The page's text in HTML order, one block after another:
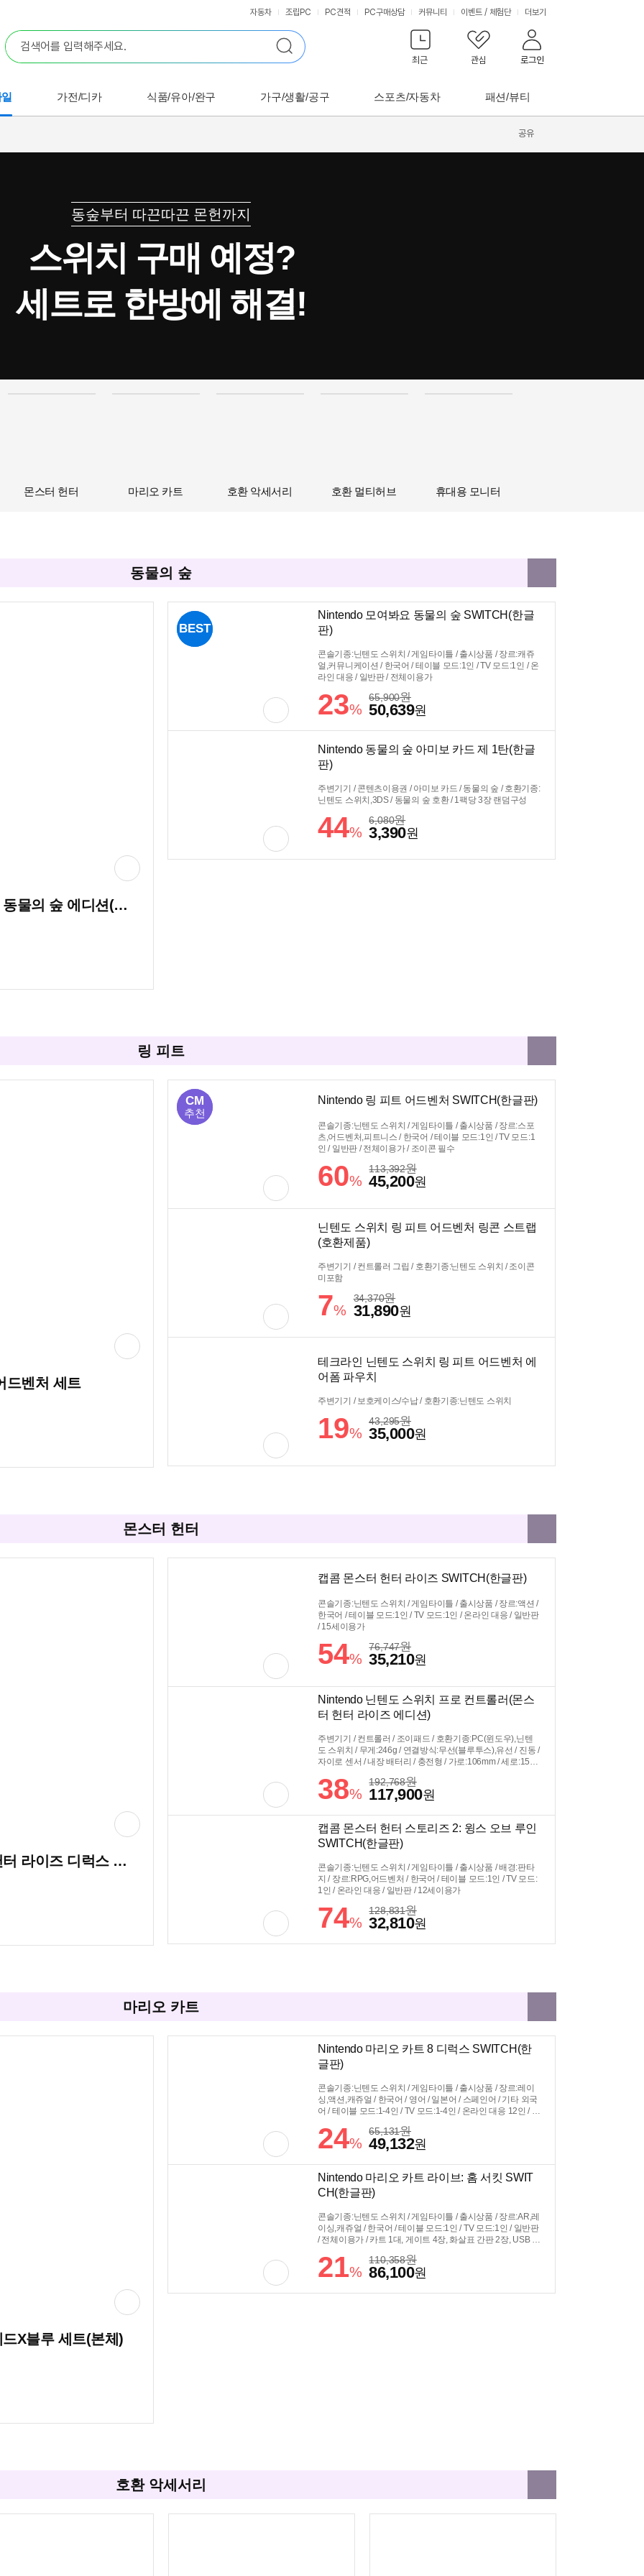
최근 관심 로그인
자동차 조립PC PC견적 PC구매상담 커뮤니티 이벤트 / 체험단 더보기
가전/디카 식품/유아/완구 가구/생활/공구 스포츠/자동차 패션/뷰티
공유
동숲부터 따끈따끈 몬헌까지
스위치 구매 예정?
세트로 한방에 해결!
몬스터 헌터 마리오 카트 호환 악세서리 호환 멀티허브 휴대용 모니터
동물의 숲
Nintendo 닌텐도 스위치 모여봐요 동물의 숲 에디션(본체)
BEST
BEST
Nintendo 모여봐요 동물의 숲 SWITCH(한글
판)
콘솔기종:닌텐도 스위치 / 게임타이틀 / 출시상품 / 장르:캐쥬
얼,커뮤니케이션 / 한국어 / 테이블 모드:1인 / TV 모드:1인 / 온
라인 대응 / 일반판 / 전체이용가
23%
65,900원
50,639원
Nintendo 동물의 숲 아미보 카드 제 1탄(한글
판)
주변기기 / 콘텐츠이용권 / 아미보 카드 / 동물의 숲 / 호환기종:
닌텐도 스위치,3DS / 동물의 숲 호환 / 1팩당 3장 랜덤구성
44%
6,080원
3,390원
링 피트
드벤처 세트
CM
추천
CM
추천
Nintendo 링 피트 어드벤처 SWITCH(한글판)
콘솔기종:닌텐도 스위치 / 게임타이틀 / 출시상품 / 장르:스포
츠,어드벤처,피트니스 / 한국어 / 테이블 모드:1인 / TV 모드:1
인 / 일반판 / 전체이용가 / 조이콘 필수
60%
113,392원
45,200원
닌텐도 스위치 링 피트 어드벤처 링콘 스트랩
(호환제품)
주변기기 / 컨트롤러 그립 / 호환기종:닌텐도 스위치 / 조이콘
미포함
7%
34,370원
31,890원
테크라인 닌텐도 스위치 링 피트 어드벤처 에
어폼 파우치
주변기기 / 보호케이스/수납 / 호환기종:닌텐도 스위치
19%
43,295원
35,000원
몬스터 헌터
Nintendo 닌텐도 스위치 몬스터 헌터 라이즈 디럭스 에디션 세트
캡콤 몬스터 헌터 라이즈 SWITCH(한글판)
콘솔기종:닌텐도 스위치 / 게임타이틀 / 출시상품 / 장르:액션 /
한국어 / 테이블 모드:1인 / TV 모드:1인 / 온라인 대응 / 일반판
/ 15세이용가
54%
76,747원
35,210원
Nintendo 닌텐도 스위치 프로 컨트롤러(몬스
터 헌터 라이즈 에디션)
주변기기 / 컨트롤러 / 조이패드 / 호환기종:PC(윈도우),닌텐
도 스위치 / 무게:246g / 연결방식:무선(블루투스),유선 / 진동 /
자이로 센서 / 내장 배터리 / 충전형 / 가로:106mm / 세로:152
38%
192,768원
117,900원
캡콤 몬스터 헌터 스토리즈 2: 윙스 오브 루인
SWITCH(한글판)
콘솔기종:닌텐도 스위치 / 게임타이틀 / 출시상품 / 배경:판타
지 / 장르:RPG,어드벤처 / 한국어 / 테이블 모드:1인 / TV 모드:
1인 / 온라인 대응 / 일반판 / 12세이용가
74%
128,831원
32,810원
마리오 카트
X블루 세트(본체)
Nintendo 마리오 카트 8 디럭스 SWITCH(한
글판)
콘솔기종:닌텐도 스위치 / 게임타이틀 / 출시상품 / 장르:레이
싱,액션,캐쥬얼 / 한국어 / 영어 / 일본어 / 스페인어 / 기타 외국
어 / 테이블 모드:1-4인 / TV 모드:1-4인 / 온라인 대응 12인 / 일
24%
65,131원
49,132원
Nintendo 마리오 카트 라이브: 홈 서킷 SWIT
CH(한글판)
콘솔기종:닌텐도 스위치 / 게임타이틀 / 출시상품 / 장르:AR,레
이싱,캐쥬얼 / 한국어 / 테이블 모드:1인 / TV 모드:1인 / 일반판
/ 전체이용가 / 카트 1대, 게이트 4장, 화살표 간판 2장, USB 충
21%
110,358원
86,100원
호환 악세서리